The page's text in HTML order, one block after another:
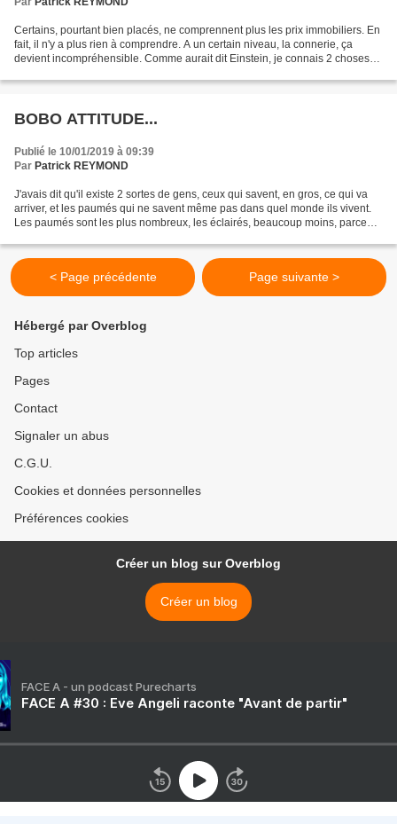
Certains, pourtant bien placés, ne comprennent plus les prix immobiliers. En
fait, il n'y a plus rien à comprendre. A un certain niveau, la connerie, ça
devient incompréhensible. Comme aurait dit Einstein, je connais 2 choses
BOBO ATTITUDE...
Publié le 10/01/2019 à 09:39
Par Patrick REYMOND
J'avais dit qu'il existe 2 sortes de gens, ceux qui savent, en gros, ce qui va
arriver, et les paumés qui ne savent même pas dans quel monde ils vivent.
Les paumés sont les plus nombreux, les éclairés, beaucoup moins, parce
< Page précédente Page suivante >
Hébergé par Overblog
Top articles
Pages
Contact
Signaler un abus
C.G.U.
Cookies et données personnelles
Préférences cookies
Créer un blog sur Overblog
Créer un blog
FACE A - un podcast Purecharts
FACE A #30 : Eve Angeli raconte "Avant de partir"